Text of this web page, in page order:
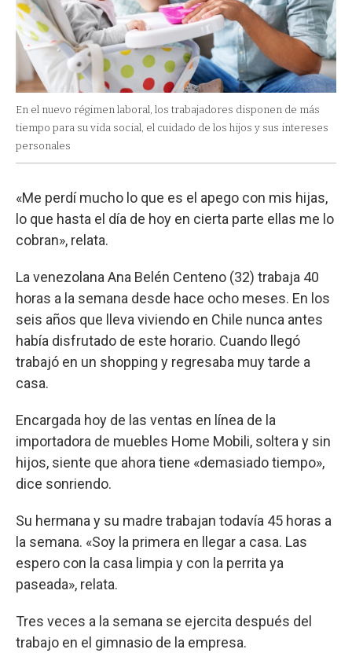
En el nuevo régimen laboral, los trabajadores disponen de más
tiempo para su vida social, el cuidado de los hijos y sus intereses
personales
«Me perdí mucho lo que es el apego con mis hijas,
lo que hasta el día de hoy en cierta parte ellas me lo
cobran», relata.
La venezolana Ana Belén Centeno (32) trabaja 40
horas a la semana desde hace ocho meses. En los
seis años que lleva viviendo en Chile nunca antes
había disfrutado de este horario. Cuando llegó
trabajó en un shopping y regresaba muy tarde a
casa.
Encargada hoy de las ventas en línea de la
importadora de muebles Home Mobili, soltera y sin
hijos, siente que ahora tiene «demasiado tiempo»,
dice sonriendo.
Su hermana y su madre trabajan todavía 45 horas a
la semana. «Soy la primera en llegar a casa. Las
espero con la casa limpia y con la perrita ya
paseada», relata.
Tres veces a la semana se ejercita después del
trabajo en el gimnasio de la empresa.